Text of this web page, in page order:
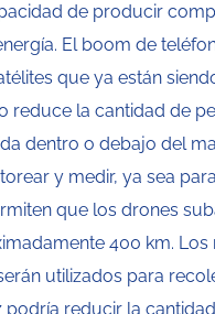
de producir
El boom de
que ya están
reduce la cantidad de
dentro o debajo del
y medir, ya sea
que los drones
400 km.
utilizados para
podría reducir la